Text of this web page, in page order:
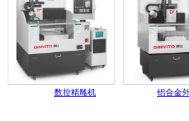
数控精雕机 铝合金